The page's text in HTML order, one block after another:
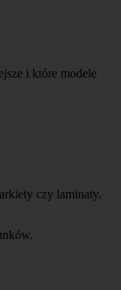
i które modele
czy laminaty.